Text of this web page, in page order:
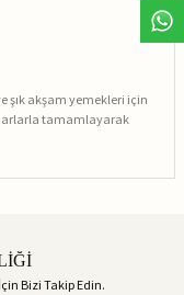
şık akşam yemekleri için
tamamlayarak
Bizi Takip Edin.